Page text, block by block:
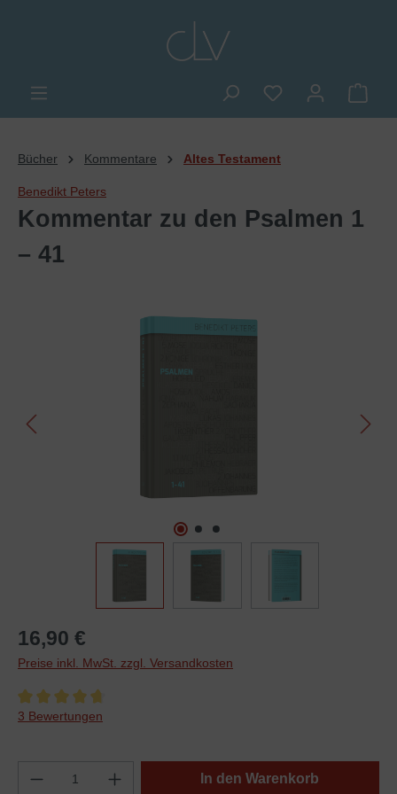
Du hast 0
Bücher Kommentare Altes Testament
Benedikt Peters
Kommentar zu den Psalmen 1
– 41
Bildergalerie überspringen
16,90 €
Preise inkl. MwSt. zzgl. Versandkosten
Durchschnittliche Bewertung von 4.6 von 5 Sternen
3 Bewertungen
In den Warenkorb